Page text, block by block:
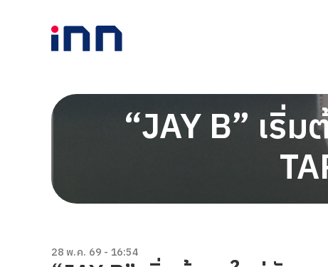
“JAY B” เริ่
28 พ.ค. 69 - 16:54